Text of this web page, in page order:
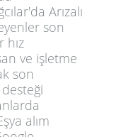
Arızalı
son
hız
ve işletme
son
alım